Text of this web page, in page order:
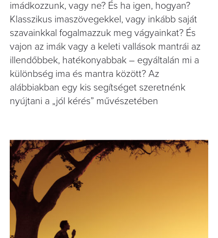
imádkozzunk, vagy ne? És ha igen, hogyan?
Klasszikus imaszövegekkel, vagy inkább saját
szavainkkal fogalmazzuk meg vágyainkat? És
vajon az imák vagy a keleti vallások mantrái az
illendőbbek, hatékonyabbak – egyáltalán mi a
különbség ima és mantra között? Az
alábbiakban egy kis segítséget szeretnénk
nyújtani a „jól kérés” művészetében